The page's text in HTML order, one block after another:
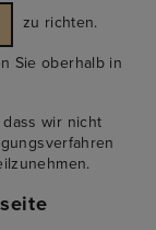
zu richten.
Sie oberhalb in
wir nicht